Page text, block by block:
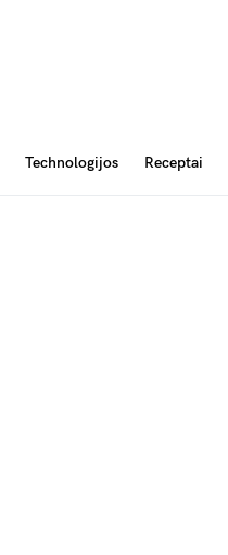
Technologijos Receptai